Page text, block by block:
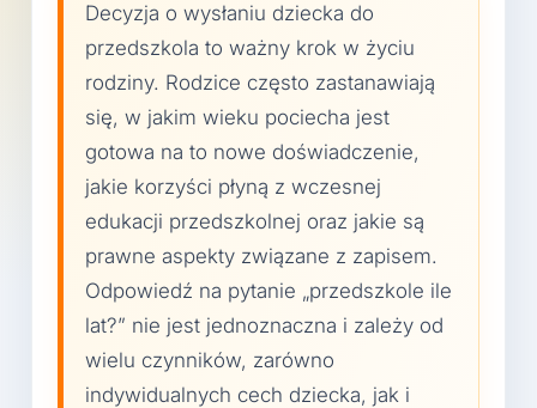
Decyzja o wysłaniu dziecka do
przedszkola to ważny krok w życiu
rodziny. Rodzice często zastanawiają
się, w jakim wieku pociecha jest
gotowa na to nowe doświadczenie,
jakie korzyści płyną z wczesnej
edukacji przedszkolnej oraz jakie są
prawne aspekty związane z zapisem.
Odpowiedź na pytanie „przedszkole ile
lat?” nie jest jednoznaczna i zależy od
wielu czynników, zarówno
indywidualnych cech dziecka, jak i